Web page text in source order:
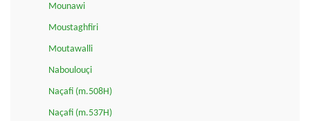
Mounawi
Moustaghfiri
Moutawalli
Naboulouçi
Naçafi (m.508H)
Naçafi (m.537H)